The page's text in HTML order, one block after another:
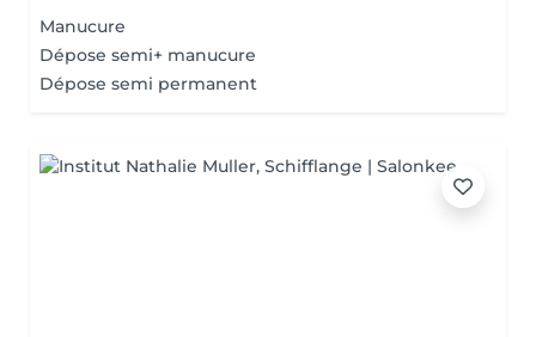
Manucure
Dépose semi+ manucure
Dépose semi permanent